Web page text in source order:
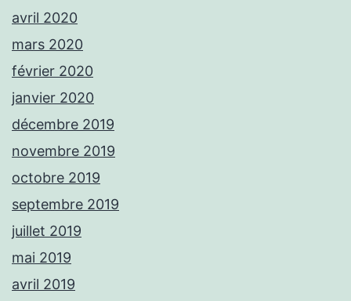
avril 2020
mars 2020
février 2020
janvier 2020
décembre 2019
novembre 2019
octobre 2019
septembre 2019
juillet 2019
mai 2019
avril 2019